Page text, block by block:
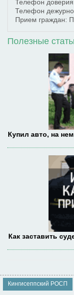
Телефон
Телефон
Прием граждан:
Полезные
Купил авто, на
Как заставить
Кингисеппский РОСП